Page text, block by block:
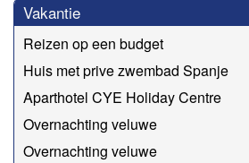
Vakantie
Reizen op een budget
Huis met prive zwembad Spanje
Aparthotel CYE Holiday Centre
Overnachting veluwe
Overnachting veluwe